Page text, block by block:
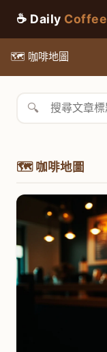
☕ Daily Coffee
🗺️ 咖啡地圖
🔍
🗺️ 咖啡地圖